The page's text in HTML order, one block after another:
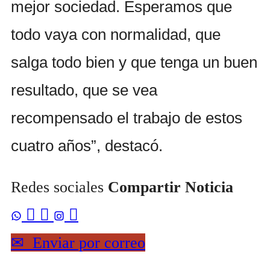
mejor sociedad. Esperamos que
todo vaya con normalidad, que
salga todo bien y que tenga un buen
resultado, que se vea
recompensado el trabajo de estos
cuatro años”, destacó.
Redes sociales Compartir Noticia
 

✉ Enviar por correo